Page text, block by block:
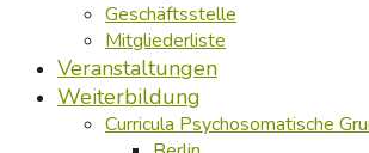
Geschäftsstelle
Mitgliederliste
Veranstaltungen
Weiterbildung
Curricula Psychosomatische